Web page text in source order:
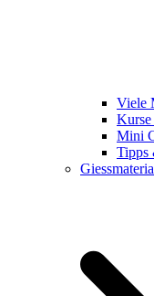
Viele
Mini
Tipps